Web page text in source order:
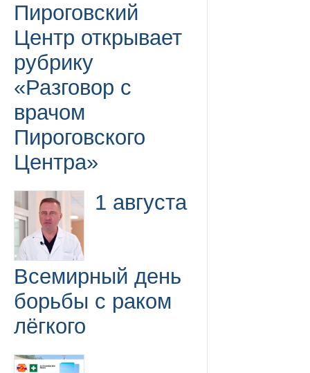
Пироговский
Центр открывает
рубрику
«Разговор с
врачом
Пироговского
Центра»
1 августа
Всемирный день
борьбы с раком
лёгкого